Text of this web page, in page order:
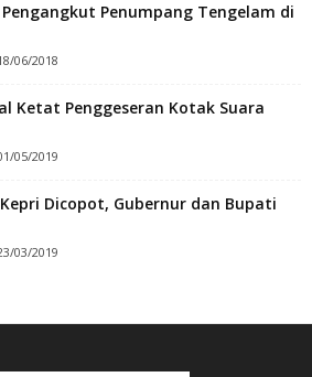
Penumpang Tengelam di
06/2018
Ketat Penggeseran Kotak Suara
05/2019
Dicopot, Gubernur dan Bupati
03/2019